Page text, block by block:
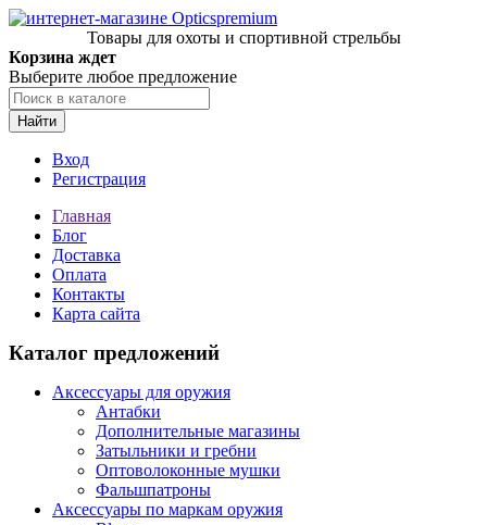
Товары для охоты и спортивной стрельбы
Корзина ждет
Выберите любое предложение
Найти
Вход
Регистрация
Главная
Блог
Доставка
Оплата
Контакты
Карта сайта
Каталог предложений
Аксессуары для оружия
Антабки
Дополнительные магазины
Затыльники и гребни
Оптоволоконные мушки
Фальшпатроны
Аксессуары по маркам оружия